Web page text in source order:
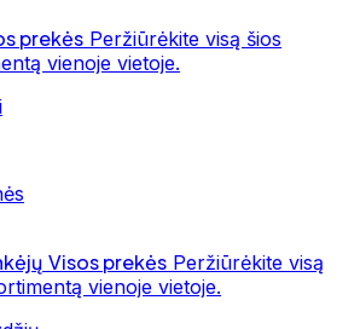
prekės Peržiūrėkite visą šios
vienoje vietoje.
Visos prekės Peržiūrėkite visą
vienoje vietoje.